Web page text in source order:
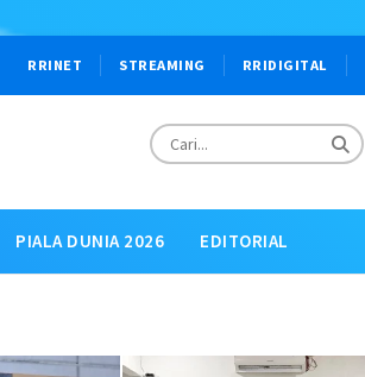
RRINET STREAMING RRIDIGITAL
PIALA DUNIA 2026 EDITORIAL